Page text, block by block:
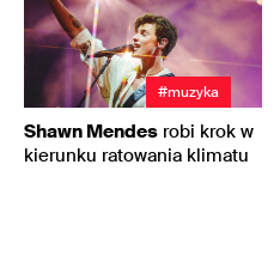
#muzyka
Shawn Mendes robi krok w
kierunku ratowania klimatu